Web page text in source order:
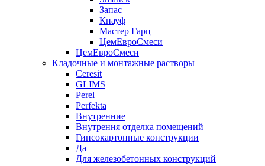
Запас
Кнауф
Мастер Гарц
ЦемЕвроСмеси
ЦемЕвроСмеси
Кладочные и монтажные растворы
Ceresit
GLIMS
Perel
Perfekta
Внутренние
Внутрення отделка помещений
Гипсокартонные конструкции
Да
Для железобетонных конструкций